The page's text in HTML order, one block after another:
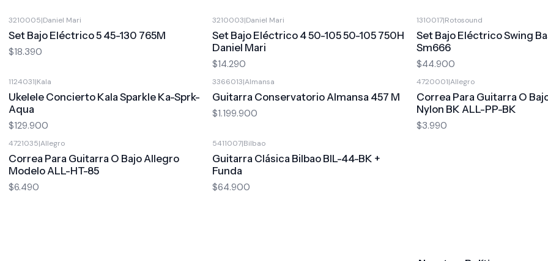
3210005|Daniel Mari
Set Bajo Eléctrico 5 45-130 765M
$18.390
3210003|Daniel Mari
Set Bajo Eléctrico 4 50-105 50-105 750H
Daniel Mari
$14.290
1310017|Rotosound
Set Bajo Eléctrico Swing
Sm666
$44.900
1124031|Kala
Ukelele Concierto Kala Sparkle Ka-Sprk-
Aqua
$129.900
3366013|Almansa
Guitarra Conservatorio Almansa 457 M
$1.199.900
4720001|Allegro
Correa Para Guitarra O
Nylon BK ALL-PP-BK
$3.990
4721035|Allegro
Correa Para Guitarra O Bajo Allegro
Modelo ALL-HT-85
$6.490
5411007|Bilbao
Guitarra Clásica Bilbao BIL-44-BK +
Funda
$64.900